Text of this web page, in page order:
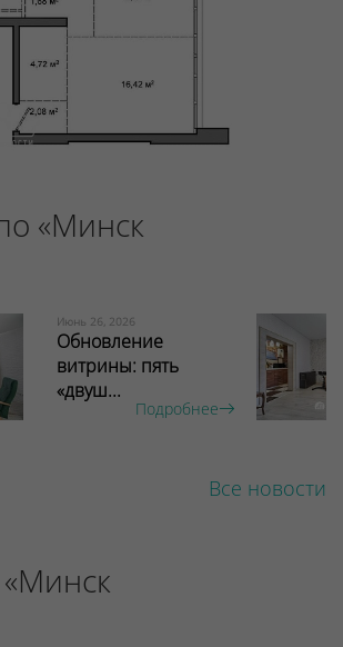
«Минск
Июнь 26, 2026
Обновление
витрины: пять
«двуш...
Подробнее
Все новости